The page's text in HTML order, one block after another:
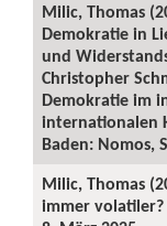
Milic, Thomas
Demokratie in
und
Christopher
Demokratie im
internationalen
Baden: Nomos,
Milic, Thomas
immer volatiler?